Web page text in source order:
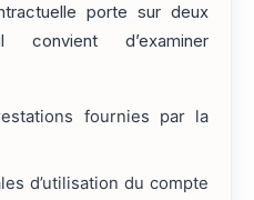
porte sur deux
convient d’examiner
fournies par la
d’utilisation du compte